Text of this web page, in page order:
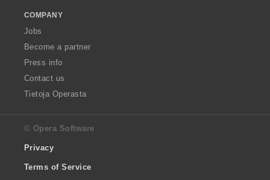
COMPANY
Jobs
Become a partner
Press info
Contact us
Tietoja Operasta
© Opera Software
Privacy
Terms of Service